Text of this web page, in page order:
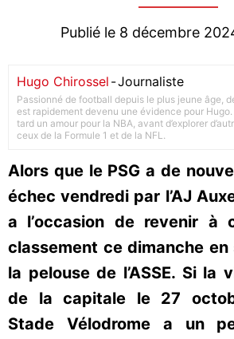
Publié le 8 décembre
Hugo Chirossel -Journaliste
Passionné de football depuis le plus jeune âge,
est rapidement devenu une évidence pour
tard un amour pour la NBA, avant d’explorer
ceux de la Formule 1 et de la NFL.
Alors que le PSG a de
échec vendredi par l’AJ
a l’occasion de revenir à
classement ce dimanche en
la pelouse de l’ASSE. Si la
de la capitale le 27
Stade Vélodrome a un